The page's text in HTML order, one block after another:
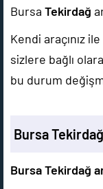
Bursa Tekirdağ
Kendi araçınız
sizlere bağlı
bu durum
Bursa
Bursa Tekirdağ